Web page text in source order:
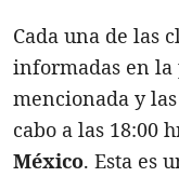
Cada una de las
informadas en la
mencionada y
cabo a las 18:00
México. Esta es